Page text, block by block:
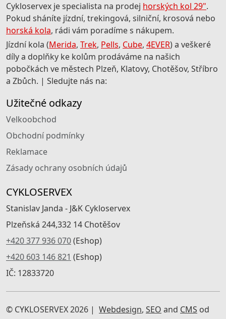
Cykloservex je specialista na prodej horských kol 29".
Pokud sháníte jízdní, trekingová, silniční, krosová nebo
horská kola, rádi vám poradíme s nákupem.
Jízdní kola (Merida, Trek, Pells, Cube, 4EVER) a veškeré
díly a doplňky ke kolům prodáváme na našich
pobočkách ve městech Plzeň, Klatovy, Chotěšov, Stříbro
a Zbůch. | Sledujte nás na:
Užitečné odkazy
Velkoobchod
Obchodní podmínky
Reklamace
Zásady ochrany osobních údajů
CYKLOSERVEX
Stanislav Janda - J&K Cykloservex
Plzeňská 244,332 14 Chotěšov
+420 377 936 070(Eshop)
+420 603 146 821 (Eshop)
IČ: 12833720
© CYKLOSERVEX 2026 | Webdesign, SEO and CMS od